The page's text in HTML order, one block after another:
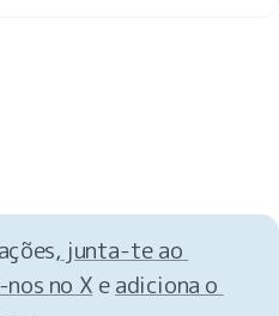
junta-te ao
nos no X e adiciona o